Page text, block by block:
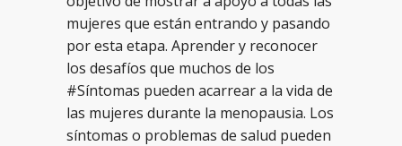
mujeres que están entrando y pasando
por esta etapa. Aprender y reconocer
los desafíos que muchos de los
#Síntomas pueden acarrear a la vida de
las mujeres durante la menopausia. Los
síntomas o problemas de salud pueden